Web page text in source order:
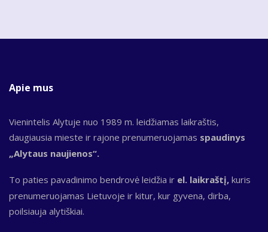
Apie mus
Vienintelis Alytuje nuo 1989 m. leidžiamas laikraštis,
daugiausia mieste ir rajone prenumeruojamas spaudinys
„Alytaus naujienos“.
To paties pavadinimo bendrovė leidžia ir el. laikraštį, kuris
prenumeruojamas Lietuvoje ir kitur, kur gyvena, dirba,
poilsiauja alytiškiai.